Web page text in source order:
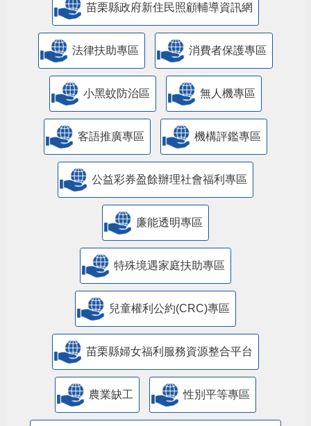
苗栗縣政府新住民照顧輔導資訊網
法律扶助專區 消費者保護專區
小黑蚊防治區 無人機專區
客語推廣專區 機構評鑑專區
公益彩券盈餘辦理社會福利專區
廉能透明專區
特殊境遇家庭扶助專區
兒童權利公約(CRC)專區
苗栗縣婦女福利服務資源整合平台
農業缺工 性別平等專區